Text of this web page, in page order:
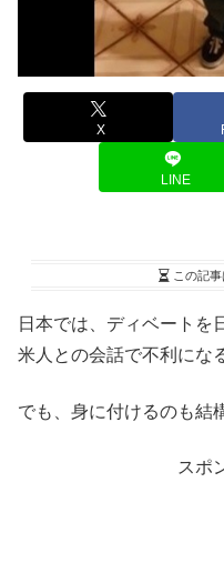
X
LINE
この記事
日本では、ディベートを
米人との会話で不利にな
でも、身に付けるのも結
スポ